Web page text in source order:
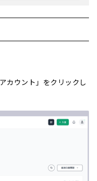
カウント」をクリックし